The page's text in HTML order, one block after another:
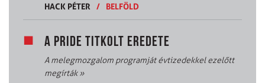
HACK PÉTER
/ BELFÖLD
A PRIDE TITKOLT EREDETE
A melegmozgalom programját évtizedekkel ezelőtt
megírták»